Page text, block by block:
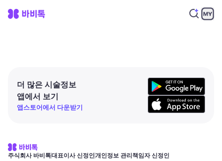
더 많은 시술정보
앱에서 보기
앱스토어에서 다운받기
주식회사 바비톡대표이사 신정인개인정보 관리책임자 신정인